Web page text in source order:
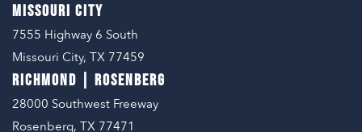
MISSOURI CITY
7555 Highway 6 South
Missouri City, TX 77459
RICHMOND | ROSENBERG
28000 Southwest Freeway
Rosenberg, TX 77471